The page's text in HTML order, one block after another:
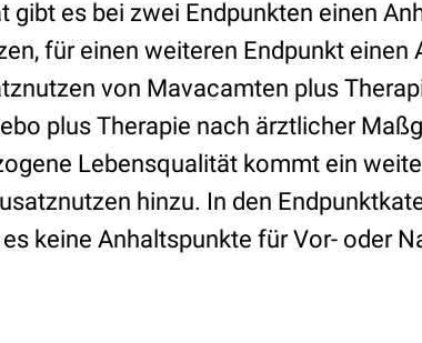
gibt es bei zwei Endpunkten einen
für einen weiteren Endpunkt einen
von Mavacamten plus
plus Therapie nach ärztlicher
Lebensqualität kommt ein
hinzu. In den
keine Anhaltspunkte für Vor- oder